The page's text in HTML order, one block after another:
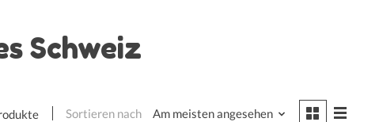
Schweiz
Sortieren nach Am meisten angesehen